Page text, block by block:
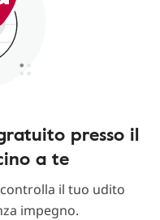
presso il
a te
il tuo udito
impegno.